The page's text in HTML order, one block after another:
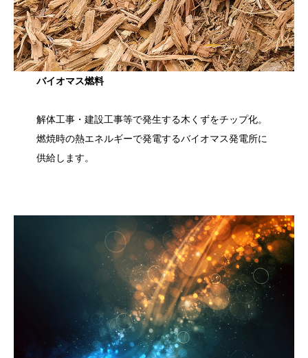
バイオマス燃料
解体工事・建設工事等で発生する木くずをチップ化。
燃焼時の熱エネルギーで発電するバイオマス発電所に
供給します。